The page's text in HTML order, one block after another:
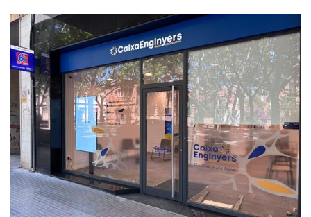
a
l
s